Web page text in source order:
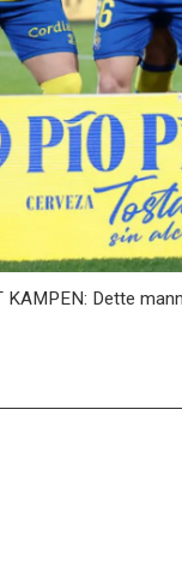
KAMPEN: Dette